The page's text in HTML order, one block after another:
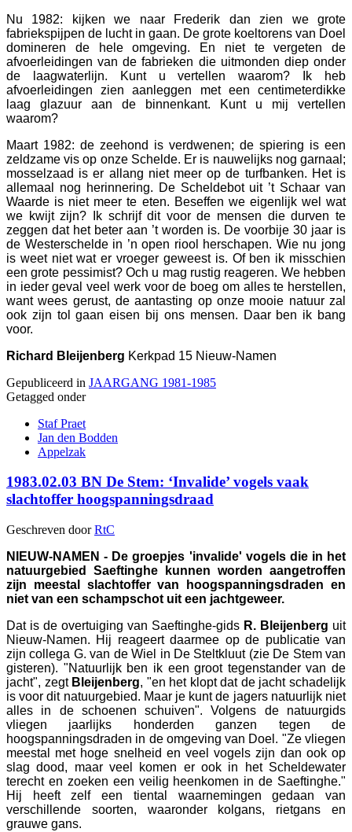
Nu 1982: kijken we naar Frederik dan zien we grote
fabriekspijpen de lucht in gaan. De grote koeltorens van Doel
domineren de hele omgeving. En niet te vergeten de
afvoerleidingen van de fabrieken die uitmonden diep onder
de laagwaterlijn. Kunt u vertellen waarom? Ik heb
afvoerleidingen zien aanleggen met een centimeterdikke
laag glazuur aan de binnenkant. Kunt u mij vertellen
waarom?
Maart 1982: de zeehond is verdwenen; de spiering is een
zeldzame vis op onze Schelde. Er is nauwelijks nog garnaal;
mosselzaad is er allang niet meer op de turfbanken. Het is
allemaal nog herinnering. De Scheldebot uit ’t Schaar van
Waarde is niet meer te eten. Beseffen we eigenlijk wel wat
we kwijt zijn? Ik schrijf dit voor de mensen die durven te
zeggen dat het beter aan ’t worden is. De voorbije 30 jaar is
de Westerschelde in ’n open riool herschapen. Wie nu jong
is weet niet wat er vroeger geweest is. Of ben ik misschien
een grote pessimist? Och u mag rustig reageren. We hebben
in ieder geval veel werk voor de boeg om alles te herstellen,
want wees gerust, de aantasting op onze mooie natuur zal
ook zijn tol gaan eisen bij ons mensen. Daar ben ik bang
voor.
Richard Bleijenberg Kerkpad 15 Nieuw-Namen
Gepubliceerd in JAARGANG 1981-1985
Getagged onder
Staf Praet
Jan den Bodden
Appelzak
1983.02.03 BN De Stem: ‘Invalide’ vogels vaak
slachtoffer hoogspanningsdraad
Geschreven doorRtC
NIEUW-NAMEN - De groepjes 'invalide' vogels die in het
natuurgebied Saeftinghe kunnen worden aangetroffen
zijn meestal slachtoffer van hoogspanningsdraden en
niet van een schampschot uit een jachtgeweer.
Dat is de overtuiging van Saeftinghe-gids R. Bleijenberg uit
Nieuw-Namen. Hij reageert daarmee op de publicatie van
zijn collega G. van de Wiel in De Steltkluut (zie De Stem van
gisteren). "Natuurlijk ben ik een groot tegenstander van de
jacht", zegtBleijenberg, "en het klopt dat de jacht schadelijk
is voor dit natuurgebied. Maar je kunt de jagers natuurlijk niet
alles in de schoenen schuiven". Volgens de natuurgids
vliegen jaarlijks honderden ganzen tegen de
hoogspanningsdraden in de omgeving van Doel. "Ze vliegen
meestal met hoge snelheid en veel vogels zijn dan ook op
slag dood, maar veel komen er ook in het Scheldewater
terecht en zoeken een veilig heenkomen in de Saeftinghe."
Hij heeft zelf een tiental waarnemingen gedaan van
verschillende soorten, waaronder kolgans, rietgans en
grauwe gans.